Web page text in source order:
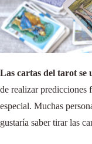
Las cartas del tarot se
de realizar predicciones
especial. Muchas
gustaría saber tirar las